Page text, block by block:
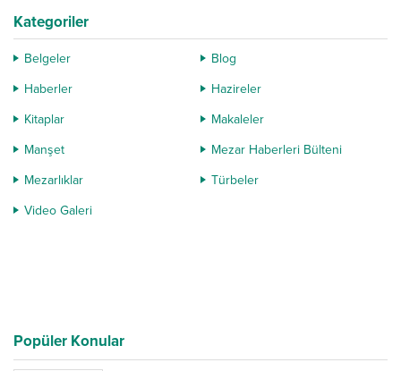
Kategoriler
Belgeler
Blog
Haberler
Hazireler
Kitaplar
Makaleler
Manşet
Mezar Haberleri Bülteni
Mezarlıklar
Türbeler
Video Galeri
Popüler Konular